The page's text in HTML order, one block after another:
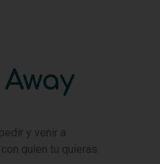
y venir a
quien tu quieras.